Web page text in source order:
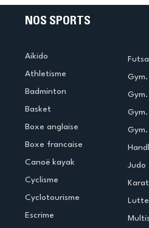
NOS SPORTS
Aikido
Athletisme
Badminton
Basket
Boxe anglaise
Boxe francaise
Canoë kayak
Cyclisme
Cyclotourisme
Escrime
Judo
Lutte